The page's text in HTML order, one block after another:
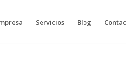
Servicios Blog